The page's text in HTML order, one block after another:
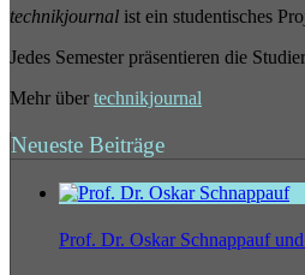
technikjournal ist ein studentisches
Jedes Semester präsentieren die
Mehr über technikjournal
Neueste Beiträge
Prof. Dr. Oskar Schnappauf